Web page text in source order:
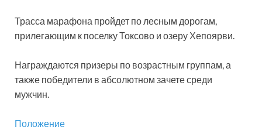
Трасса марафона пройдет по лесным дорогам,
прилегающим к поселку Токсово и озеру Хепоярви.
Награждаются призеры по возрастным группам, а
также победители в абсолютном зачете среди
мужчин.
Положение